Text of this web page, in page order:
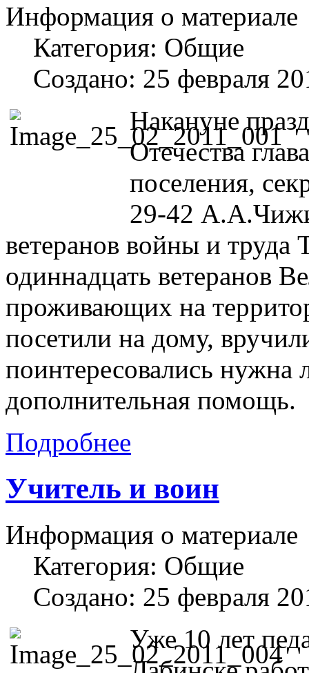
Информация о материале
Категория: Общие
Создано: 25 февраля
Накануне
Отечества
поселения,
29-42
ветеранов войны и труда
одиннадцать ветеранов
проживающих на
посетили на дому,
поинтересовались нужна
дополнительная помощь.
Подробнее
Учитель и воин
Информация о материале
Категория: Общие
Создано: 25 февраля
Уже 10 лет